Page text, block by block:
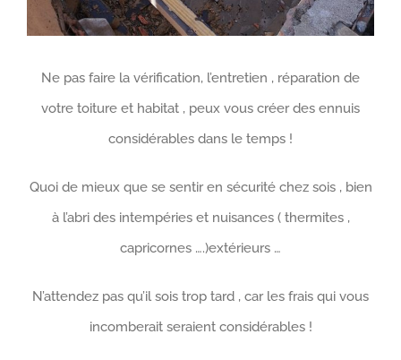
Ne pas faire la vérification, l’entretien , réparation de
votre toiture et habitat , peux vous créer des ennuis
considérables dans le temps !
Quoi de mieux que se sentir en sécurité chez sois , bien
à l’abri des intempéries et nuisances ( thermites ,
capricornes ….)extérieurs …
N’attendez pas qu’il sois trop tard , car les frais qui vous
incomberait seraient considérables !